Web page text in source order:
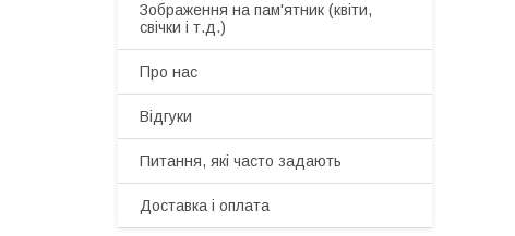
Зображення на пам'ятник (квіти,
свічки і т.д.)
Про нас
Відгуки
Питання, які часто задають
Доставка і оплата